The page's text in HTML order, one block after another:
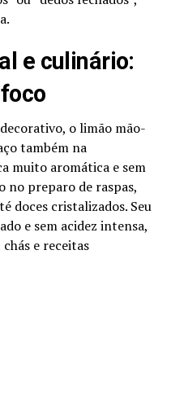
e culinário:
o limão mão-
também na
muito aromática e sem
no preparo de raspas,
doces cristalizados. Seu
e sem acidez intensa,
e receitas